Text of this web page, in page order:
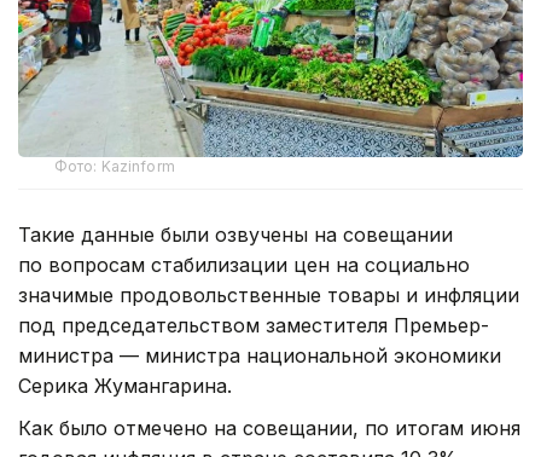
Фото: Kazinform
Такие данные были озвучены на совещании
по вопросам стабилизации цен на социально
значимые продовольственные товары и инфляции
под председательством заместителя Премьер-
министра — министра национальной экономики
Серика Жумангарина.
Как было отмечено на совещании, по итогам июня